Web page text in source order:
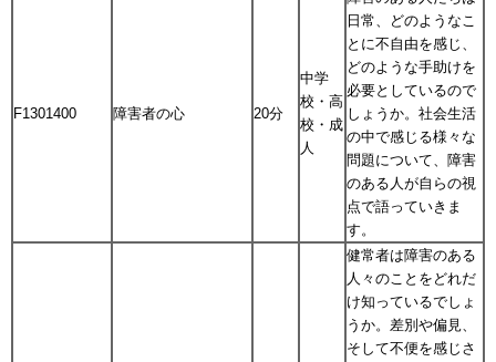
F1301400 障害者の心 20分
中学
校・高
校・成
人
日常、どのようなこ
とに不自由を感じ、
どのような手助けを
必要としているので
しょうか。社会生活
の中で感じる様々な
問題について、障害
のある人が自らの視
点で語っていきま
す。
健常者は障害のある
人々のことをどれだ
け知っているでしょ
うか。差別や偏見、
そして不便を感じさ